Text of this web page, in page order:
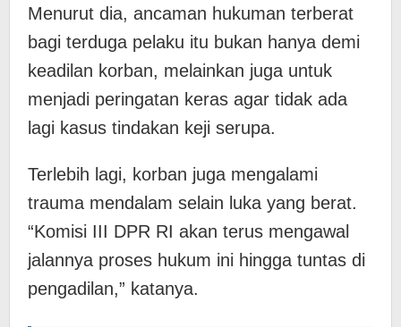
Menurut dia, ancaman hukuman terberat
bagi terduga pelaku itu bukan hanya demi
keadilan korban, melainkan juga untuk
menjadi peringatan keras agar tidak ada
lagi kasus tindakan keji serupa.
Terlebih lagi, korban juga mengalami
trauma mendalam selain luka yang berat.
“Komisi III DPR RI akan terus mengawal
jalannya proses hukum ini hingga tuntas di
pengadilan,” katanya.